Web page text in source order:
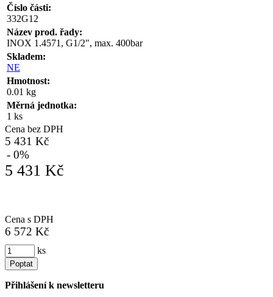
Číslo části:
332G12
Název prod. řady:
INOX 1.4571, G1/2", max. 400bar
Skladem:
NE
Hmotnost:
0.01 kg
Měrná jednotka:
1 ks
Cena bez DPH
5 431 Kč
- 0%
5 431 Kč
Cena s DPH
6 572 Kč
ks
Poptat
Přihlášení k newsletteru